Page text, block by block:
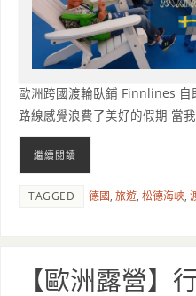
歐洲跨國渡輪臥鋪 Finnlines 自
路線感覺浪費了美好的假期 當
繼續閱讀
TAGGED 德國,旅遊,松德海峽,
【歐洲露營】